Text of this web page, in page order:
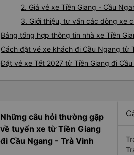
2. Giá vé xe Tiền Giang - Cầu
3. Giới thiệu, tư vấn các dòng xe
Bảng tổng hợp thông tin nhà xe Tiền
Cách đặt vé xe khách đi Cầu Ngang từ
Đặt vé xe Tết 2027 từ Tiền Giang đi Cầu
Những câu hỏi thường gặp
về tuyến xe từ Tiền Giang
đi Cầu Ngang - Trà Vinh